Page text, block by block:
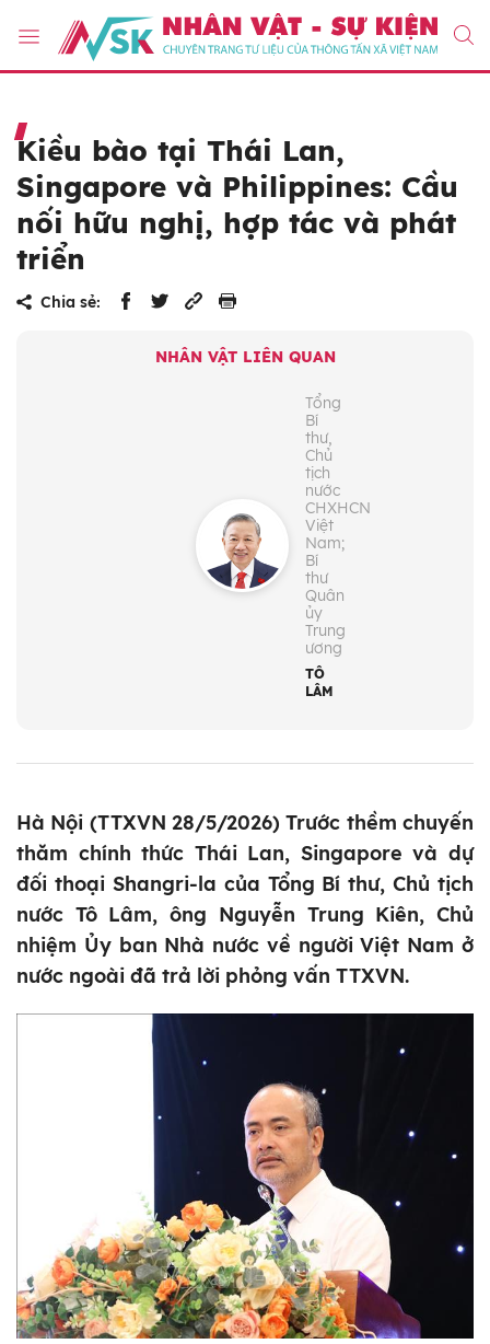
Kiều bào tại Thái Lan,
Singapore và Philippines: Cầu
nối hữu nghị, hợp tác và phát
triển
Chia sẻ:
NHÂN VẬT LIÊN QUAN
Tổng
Bí
thư,
Chủ
tịch
nước
CHXHCN
Việt
Nam;
Bí
thư
Quân
ủy
Trung
ương
TÔ
LÂM
Hà Nội (TTXVN 28/5/2026) Trước thềm chuyến
thăm chính thức Thái Lan, Singapore và dự
đối thoại Shangri-la của Tổng Bí thư, Chủ tịch
nước Tô Lâm, ông Nguyễn Trung Kiên, Chủ
nhiệm Ủy ban Nhà nước về người Việt Nam ở
nước ngoài đã trả lời phỏng vấn TTXVN.